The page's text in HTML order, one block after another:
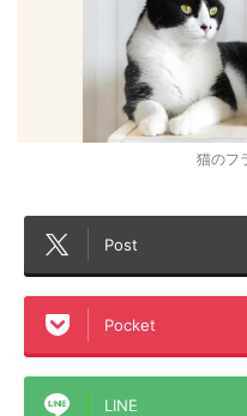
猫のフ
Post
Pocket
LINE